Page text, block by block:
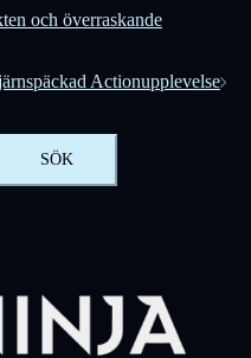
och överraskande
Actionupplevelse
SÖK